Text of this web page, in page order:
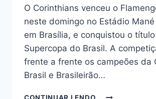
O Corinthians venceu o
neste domingo no Estádio
em Brasília, e conquistou o
Supercopa do Brasil. A
frente a frente os campeões da
Brasil e Brasileirão…
CORINTHIANS